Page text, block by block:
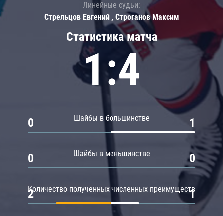
Статистика матча
1:4
Шайбы в большинстве
0 1
Шайбы в меньшинстве
0 0
Количество полученных численных преимуществ
2 1
Линейные судьи:
Стрельцов Евгений , Строганов Максим